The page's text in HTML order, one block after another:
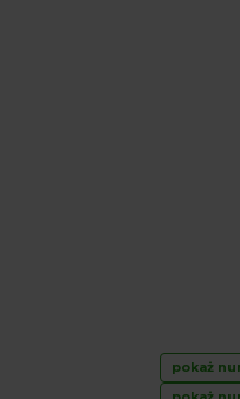
pokaż